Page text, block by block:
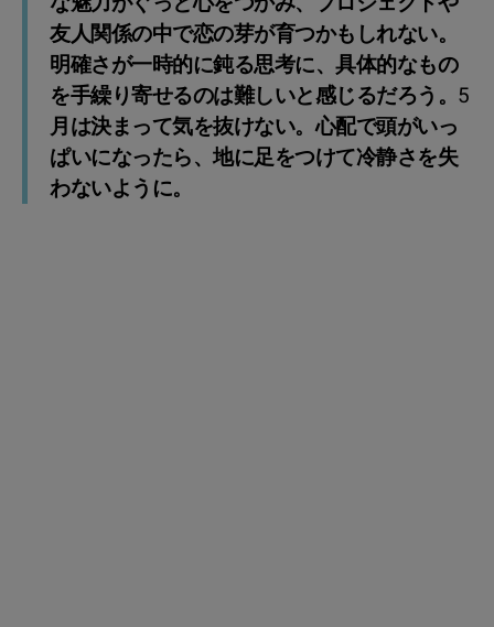
友人関係の中で恋の芽が育つかもしれない。
明確さが一時的に鈍る思考に、具体的なもの
を手繰り寄せるのは難しいと感じるだろう。5
月は決まって気を抜けない。心配で頭がいっ
ぱいになったら、地に足をつけて冷静さを失
わないように。